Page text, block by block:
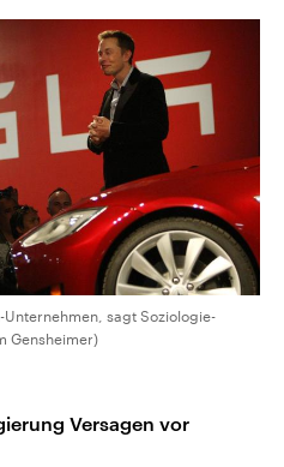
Unternehmen, sagt Soziologie-
Gensheimer)
Versagen vor